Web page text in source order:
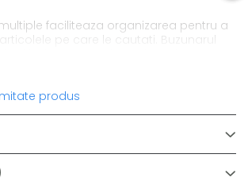
faciliteaza organizarea pentru a
pe care le cautati. Buzunarul
si izolat va permite sa introduceti
cele 3 buzunare interioare deschise
esentiale pentru ingrijirea bebelusului.
salteluta de infasat, precum si
pe carucior, au fost concepute
confortul plimbarilor cu bebelusul.
produs